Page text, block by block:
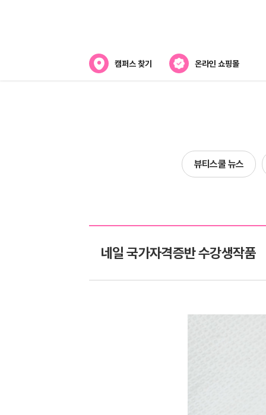
캠퍼스 찾기 온라인 쇼핑몰
전국캠퍼스 찾기
제휴협력사
뷰티스쿨 뉴스
네일 국가자격증반 수강생작품